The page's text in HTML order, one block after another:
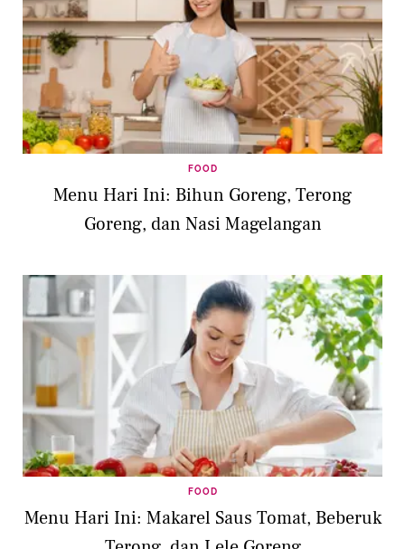
FOOD
Menu Hari Ini: Bihun Goreng, Terong
Goreng, dan Nasi Magelangan
FOOD
Menu Hari Ini: Makarel Saus Tomat, Beberuk